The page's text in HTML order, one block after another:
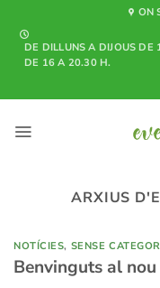
content
ON
DE DILLUNS A DIJOUS
DE 16 A 20.30 H.
ARXIUS
NOTÍCIES, SENSE
Benvinguts al nou